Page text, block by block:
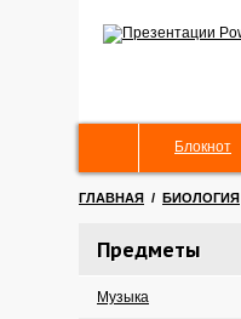
Блокнот
ГЛАВНАЯ / БИОЛОГИЯ
Предметы
Музыка